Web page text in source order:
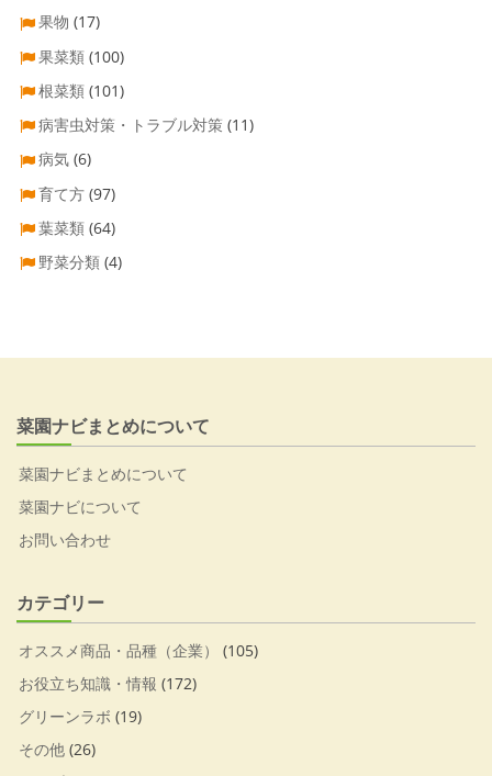
果物 (17)
果菜類 (100)
根菜類 (101)
病害虫対策・トラブル対策 (11)
病気 (6)
育て方 (97)
葉菜類 (64)
野菜分類 (4)
菜園ナビまとめについて
菜園ナビまとめについて
菜園ナビについて
お問い合わせ
カテゴリー
オススメ商品・品種（企業）
(105)
お役立ち知識・情報 (172)
グリーンラボ (19)
その他 (26)